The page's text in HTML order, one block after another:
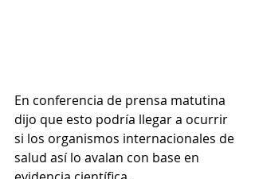
En conferencia de prensa matutina
dijo que esto podría llegar a ocurrir
si los organismos internacionales de
salud así lo avalan con base en